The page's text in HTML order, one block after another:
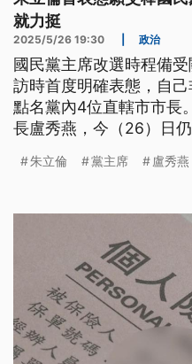
就力挺
2025/5/26 19:30 政治
國民黨主席改選時程備
訪時首度明確表態，自
點名黨內4位直轄市市長
長盧秀燕，今（26）日
伯源。
朱立倫 黨主席 盧秀燕